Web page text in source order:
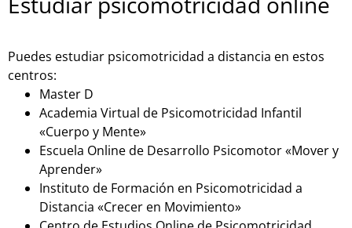
Puedes estudiar psicomotricidad a distancia en estos
centros:
Master D
Academia Virtual de Psicomotricidad Infantil
«Cuerpo y Mente»
Escuela Online de Desarrollo Psicomotor «Mover y
Aprender»
Instituto de Formación en Psicomotricidad a
Distancia «Crecer en Movimiento»